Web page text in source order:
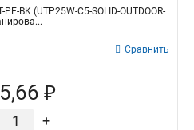
BK (UTP25W-C5-SOLID-OUTDOOR-
Сравнить
₽
+